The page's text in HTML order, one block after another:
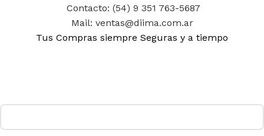
Contacto: (54) 9 351 763-5687
Mail: ventas@diima.com.ar
Tus Compras siempre Seguras y a tiempo